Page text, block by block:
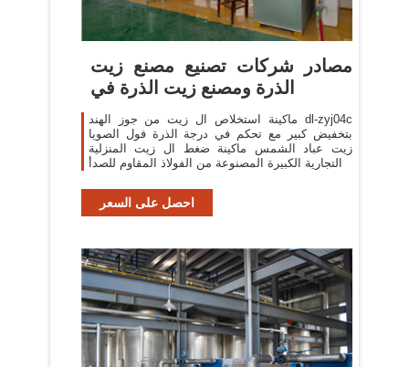
مصادر شركات تصنيع مصنع زيت
الذرة ومصنع زيت الذرة في
ماكينة استخلاص ال زيت من جوز الهند dl-zyj04c
بتخفيض كبير مع تحكم في درجة الذرة فول الصويا
زيت عباد الشمس ماكينة ضغط ال زيت المنزلية
التجارية الكبيرة المصنوعة من الفولاذ المقاوم للصدأ
احصل على السعر